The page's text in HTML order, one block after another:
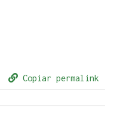
Copiar permalink